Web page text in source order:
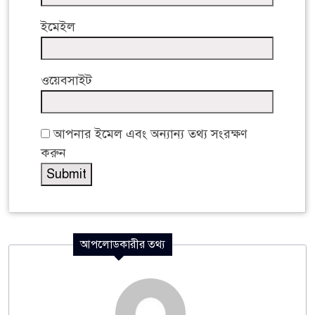
ইমেইল
ওয়েবসাইট
আপনার ইমেল এবং অন্যান্য তথ্য সংরক্ষণ
করুন
আপলোডকারীর তথ্য